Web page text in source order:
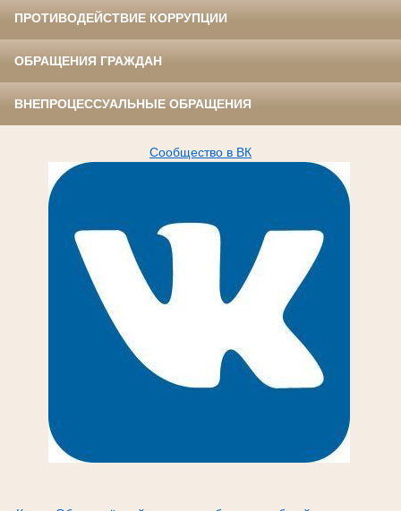
ПРОТИВОДЕЙСТВИЕ КОРРУПЦИИ
ОБРАЩЕНИЯ ГРАЖДАН
ВНЕПРОЦЕССУАЛЬНЫЕ ОБРАЩЕНИЯ
Сообщество в ВК